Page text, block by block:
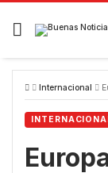
Skip
content
Internacional